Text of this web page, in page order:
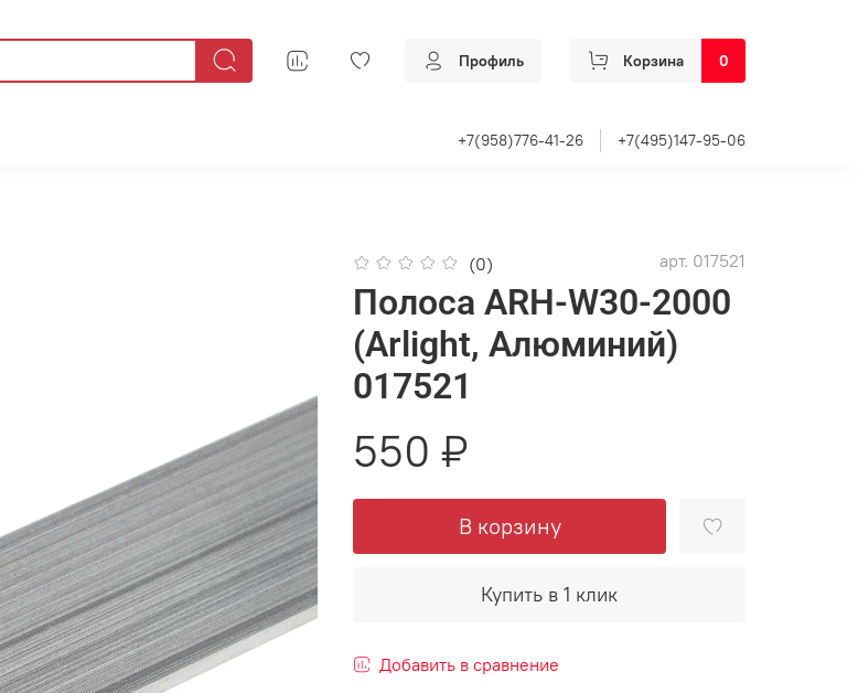
Профиль Корзина 0
+7(958)776-41-26 +7(495)147-95-06
(0) арт. 017521
Полоса ARH-W30-2000
(Arlight, Алюминий)
017521
550 ₽
В корзину
Купить в 1 клик
Добавить в сравнение